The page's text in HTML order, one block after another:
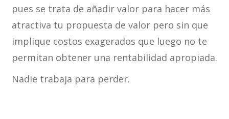
pues se trata de añadir valor para hacer más
atractiva tu propuesta de valor pero sin que
implique costos exagerados que luego no te
permitan obtener una rentabilidad apropiada.
Nadie trabaja para perder.